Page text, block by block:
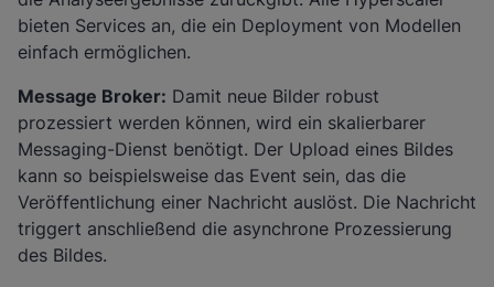
bieten Services an, die ein Deployment von Modellen
einfach ermöglichen.
Message Broker: Damit neue Bilder robust
prozessiert werden können, wird ein skalierbarer
Messaging-Dienst benötigt. Der Upload eines Bildes
kann so beispielsweise das Event sein, das die
Veröffentlichung einer Nachricht auslöst. Die Nachricht
triggert anschließend die asynchrone Prozessierung
des Bildes.